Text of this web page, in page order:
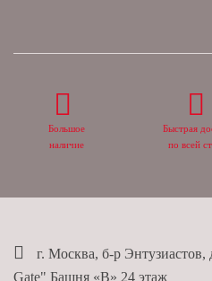
Большое
наличие
Быстрая
по всей
г. Москва, б-р
Gate" Башня «B» 24 этаж